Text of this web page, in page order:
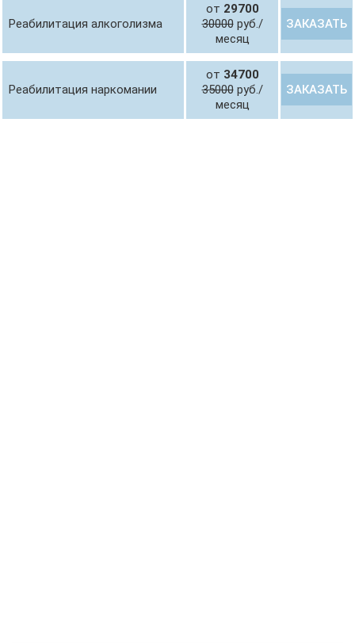
Реабилитация алкоголизма
от 29700
30000руб./
месяц
ЗАКАЗАТЬ
Реабилитация наркомании
от 34700
35000руб./
месяц
ЗАКАЗАТЬ